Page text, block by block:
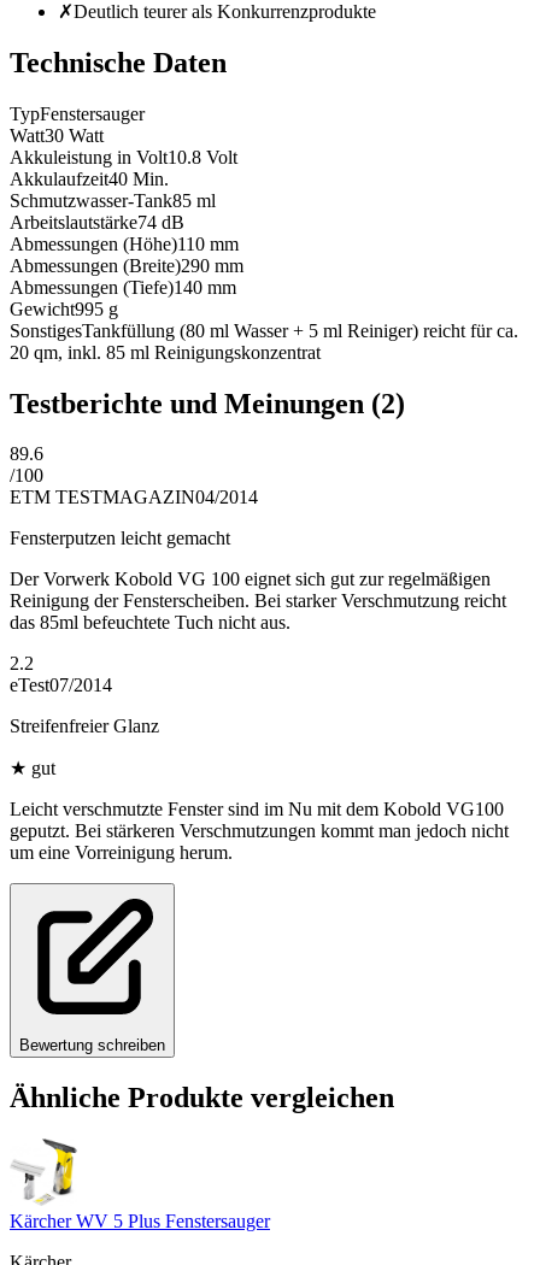
✗Deutlich teurer als Konkurrenzprodukte
Technische Daten
TypFenstersauger
Watt30 Watt
Akkuleistung in Volt10.8 Volt
Akkulaufzeit40 Min.
Schmutzwasser-Tank85 ml
Arbeitslautstärke74 dB
Abmessungen (Höhe)110 mm
Abmessungen (Breite)290 mm
Abmessungen (Tiefe)140 mm
Gewicht995 g
SonstigesTankfüllung (80 ml Wasser + 5 ml Reiniger) reicht für ca.
20 qm, inkl. 85 ml Reinigungskonzentrat
Testberichte und Meinungen (2)
89.6
/100
ETM TESTMAGAZIN04/2014
Fensterputzen leicht gemacht
Der Vorwerk Kobold VG 100 eignet sich gut zur regelmäßigen
Reinigung der Fensterscheiben. Bei starker Verschmutzung reicht
das 85ml befeuchtete Tuch nicht aus.
2.2
eTest07/2014
Streifenfreier Glanz
★ gut
Leicht verschmutzte Fenster sind im Nu mit dem Kobold VG100
geputzt. Bei stärkeren Verschmutzungen kommt man jedoch nicht
um eine Vorreinigung herum.
Bewertung schreiben
Ähnliche Produkte vergleichen
Kärcher WV 5 Plus Fenstersauger